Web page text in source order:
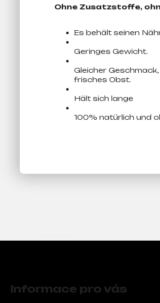
Ohne Zusatzstoffe,
Es behält seinen
Geringes Gewicht.
Gleicher
frisches Obst.
Hält sich lange
100% natürlich und
Informace pro vás